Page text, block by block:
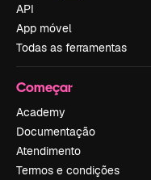
API
App móvel
Todas as ferramentas
Começar
Academy
Documentação
Atendimento
Termos e condições